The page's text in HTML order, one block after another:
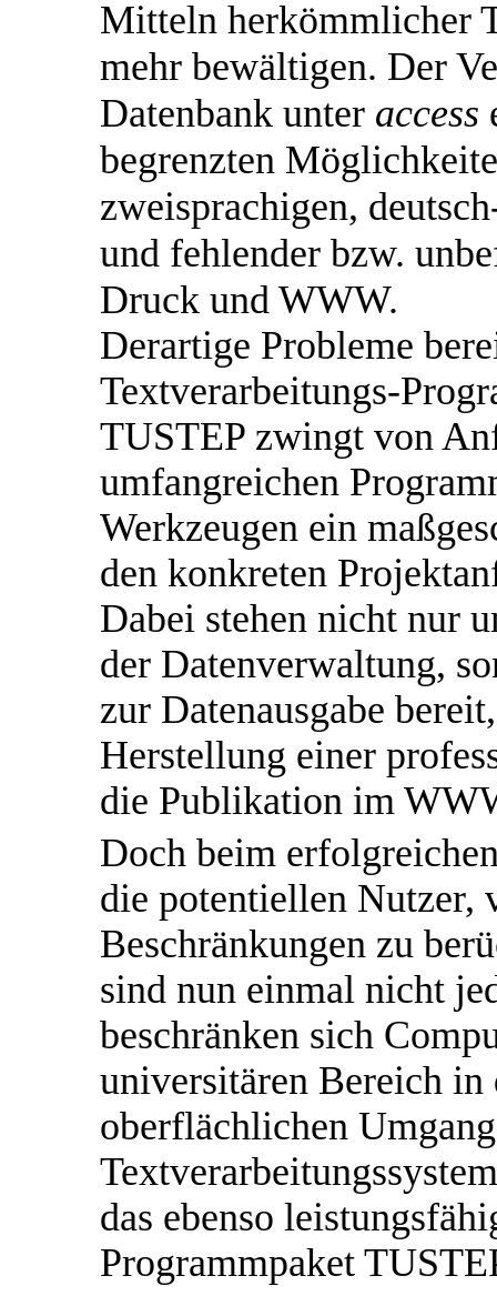
Mitteln herkömmlicher
mehr bewältigen. Der
Datenbank unter access
begrenzten
zweisprachigen,
und fehlender bzw.
Druck und WWW.
Derartige Probleme
Textverarbeitungs-
TUSTEP zwingt von
umfangreichen
Werkzeugen ein
den konkreten
Dabei stehen nicht nur
der Datenverwaltung,
zur Datenausgabe
Herstellung einer
die Publikation im
Doch beim
die potentiellen Nutzer,
Beschränkungen zu
sind nun einmal nicht
beschränken sich
universitären Bereich in
oberflächlichen
das ebenso
Programmpaket